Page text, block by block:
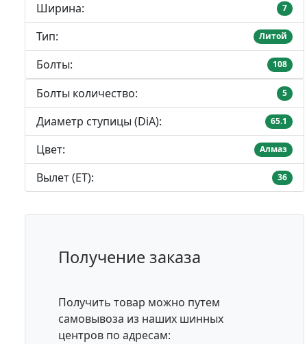
Ширина: 7
Тип: Литой
Болты: 108
Болты количество: 5
Диаметр ступицы (DiA): 65.1
Цвет: Алмаз
Вылет (ET): 36
Получение заказа
Получить товар можно путем
самовывоза из наших шинных
центров по адресам: